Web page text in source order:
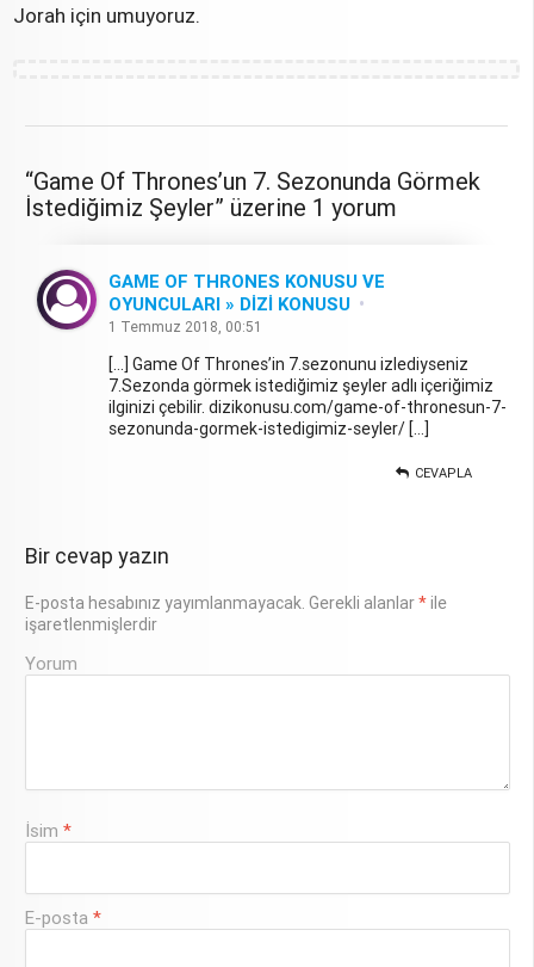
Jorah için umuyoruz.
“Game Of Thrones’un 7. Sezonunda Görmek
İstediğimiz Şeyler” üzerine 1 yorum
GAME OF THRONES KONUSU VE
OYUNCULARI » DIZI KONUSU
1 Temmuz 2018, 00:51
[…] Game Of Thrones’in 7.sezonunu izlediyseniz
7.Sezonda görmek istediğimiz şeyler adlı içeriğimiz
ilginizi çebilir. dizikonusu.com/game-of-thronesun-7-
sezonunda-gormek-istedigimiz-seyler/ […]
CEVAPLA
Bir cevap yazın
E-posta hesabınız yayımlanmayacak. Gerekli alanlar*ile
işaretlenmişlerdir
Yorum
İsim*
E-posta*